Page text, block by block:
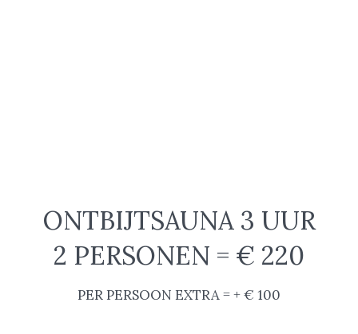
ONTBIJTSAUNA 3 UUR
2 PERSONEN = € 220
PER PERSOON EXTRA = + € 100